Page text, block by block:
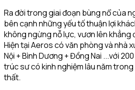
Ra đời trong giai đoạn bùng nổ của
bên cạnh những yếu tố thuận lợi
không ngừng nỗ lực, vươn lên khẳng
Hiện tại Aeros có văn phòng và nhà
Nội + Bình Dương + Đồng Nai ...với
trúc sư có kinh nghiệm lâu năm
thất.